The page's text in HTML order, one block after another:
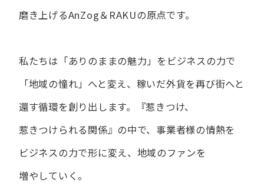
磨き上げる​AnZog＆RAKUの​原点です。
私たちは​「ありの​ままの​魅力」を​ビジネスの​力で​
「地域の​憧れ」へと​変え、 稼いだ外貨を​再び街へと​
還す循環を​創り出します。
『惹きつけ、​
惹きつけられる​関係』の​中で、​事業者様の​情熱を​
ビジネスの​力で​形に​変え、 地域の​ファンを​
増やしていく。